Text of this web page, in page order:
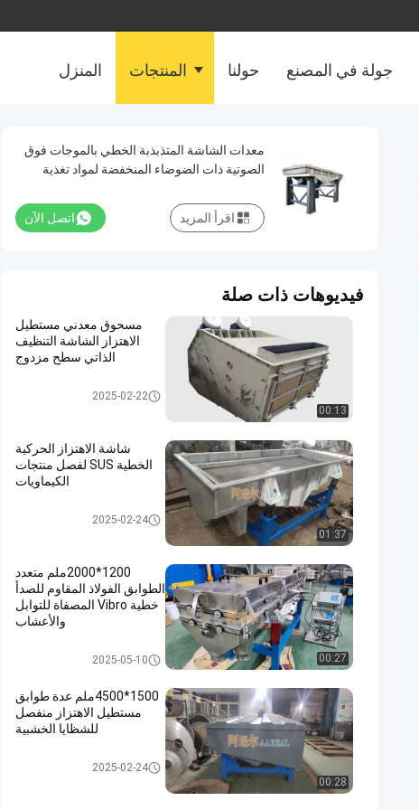
المنزل المنتجات حولنا جولة في المصنع
معدات الشاشة المتذبذبة الخطي بالموجات فوق
الصوتية ذات الضوضاء المنخفضة لمواد تغذية
اتصل الآن اقرأ المزيد
فيديوهات ذات صلة
00:13
مسحوق معدني مستطيل
الاهتزاز الشاشة التنظيف
الذاتي سطح مزدوج
الشاشة الملتوية الاهتزاز2025-02-22
01:37
شاشة الاهتزاز الحركية
الخطية SUS لفصل منتجات
الكيماويات
الشاشة الملتوية الاهتزاز2025-02-24
00:27
1200*2000ملم متعدد
الطوابق الفولاذ المقاوم للصدأ
خطية Vibro المصفاة للتوابل
والأعشاب
الشاشة الملتوية الاهتزاز2025-05-10
00:28
1500*4500ملم عدة طوابق
مستطيل الاهتزاز منفصل
للشظايا الخشبية
الشاشة الملتوية الاهتزاز2025-02-24